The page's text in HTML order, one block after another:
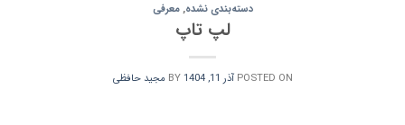
دسته‌بندی نشده,معرفی
لپ تاپ
POSTED ON آذر 11, 1404 BY مجید حافظی